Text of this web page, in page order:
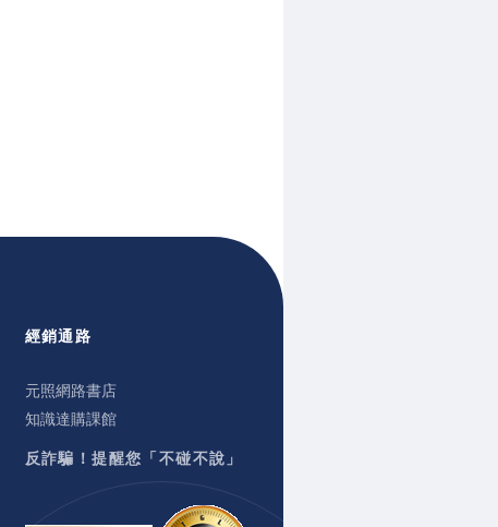
經銷通路
元照網路書店
知識達購課館
反詐騙！提醒您「不碰不說」